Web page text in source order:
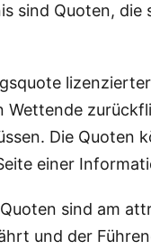
sind Quoten,
Wettende
Die Quoten
einer
sind am
und der